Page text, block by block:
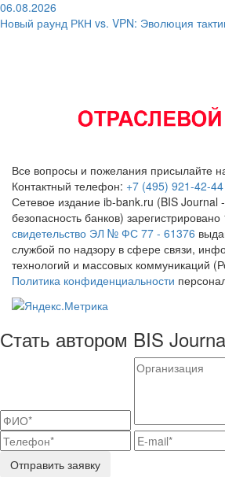
06.08.2026
Новый раунд РКН vs. VPN: Эволюция
Все вопросы и пожелания присылайте
Контактный телефон: +7 (495) 921-42-44
Сетевое издание ib-bank.ru (BIS
безопасность банков)
свидетельство ЭЛ № ФС 77 - 61376
службой по надзору в сфере связи,
технологий и массовых коммуникаций
Политика конфиденциальности
Стать автором BIS
Отправить заявку